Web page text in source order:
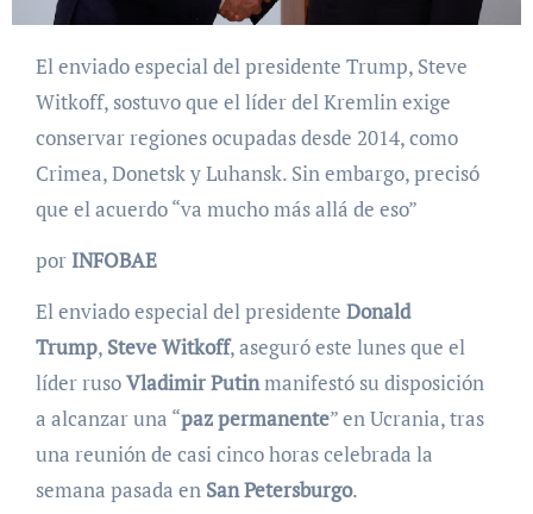
El enviado especial del presidente Trump, Steve
Witkoff, sostuvo que el líder del Kremlin exige
conservar regiones ocupadas desde 2014, como
Crimea, Donetsk y Luhansk. Sin embargo, precisó
que el acuerdo “va mucho más allá de eso”
porINFOBAE
El enviado especial del presidente Donald
Trump, Steve Witkoff, aseguró este lunes que el
líder rusoVladimir Putinmanifestó su disposición
a alcanzar una “paz permanente” en Ucrania, tras
una reunión de casi cinco horas celebrada la
semana pasada en San Petersburgo.